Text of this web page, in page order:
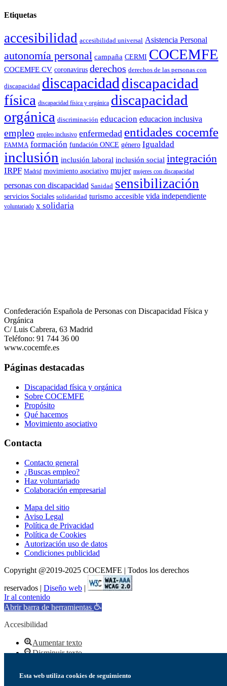
Etiquetas
accesibilidad accesibilidad universal Asistencia Personal
autonomía personal campaña CERMI COCEMFE
COCEMFE CV coronavirus derechos derechos de las personas con
discapacidad discapacidad discapacidad
física discapacidad física y orgánica discapacidad
orgánica discriminación educacion educacion inclusiva
empleo empleo inclusivo enfermedad entidades cocemfe
FAMMA formación fundación ONCE género Igualdad
inclusión inclusión laboral inclusión social integración
IRPF Madrid movimiento asociativo mujer mujeres con discapacidad
personas con discapacidad Sanidad sensibilización
servicios Sociales solidaridad turismo accesible vida independiente
voluntariado x solidaria
Confederación Española de Personas con Discapacidad Física y
Orgánica
C/ Luis Cabrera, 63 Madrid
Teléfono: 91 744 36 00
www.cocemfe.es
Páginas destacadas
Discapacidad física y orgánica
Sobre COCEMFE
Propósito
Qué hacemos
Movimiento asociativo
Contacta
Contacto general
¿Buscas empleo?
Haz voluntariado
Colaboración empresarial
Mapa del sitio
Aviso Legal
Política de Privacidad
Política de Cookies
Autorización uso de datos
Condiciones publicidad
Copyright @2019-2025 COCEMFE | Todos los derechos
reservados | Diseño web |
Esta web utiliza cookies de seguimiento
Ir al contenido
Abrir barra de herramientas
Accesibilidad
Aumentar texto
Disminuir texto
Alto contraste